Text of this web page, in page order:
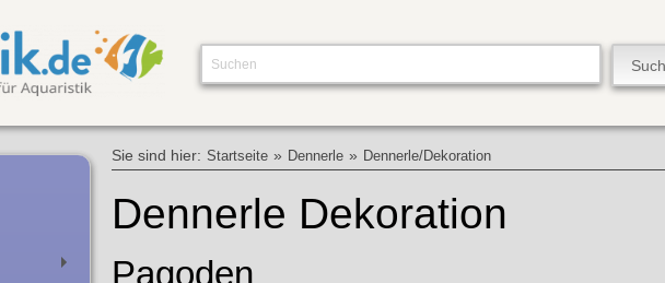
Sie sind hier: Startseite » Dennerle » Dennerle/Dekoration
Dennerle Dekoration
Pagoden